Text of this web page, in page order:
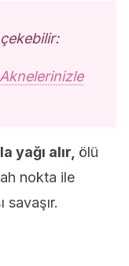
çekebilir:
yağı alır, ölü
nokta ile
savaşır.